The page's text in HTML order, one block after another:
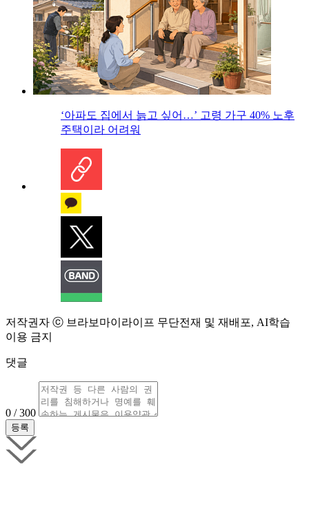
‘아파도 집에서 늙고 싶어…’ 고령 가구 40% 노후
주택이라 어려워
저작권자 ⓒ 브라보마이라이프 무단전재 및 재배포, AI학습
이용 금지
댓글
0 / 300